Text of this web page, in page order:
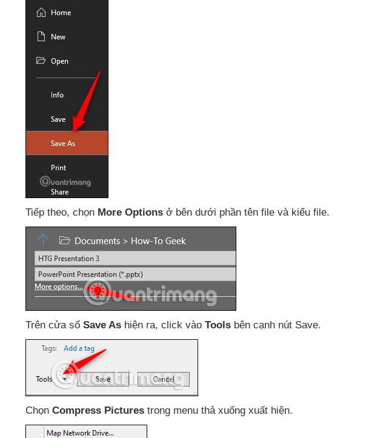
Tiếp theo, chọn More Options ở bên dưới phần tên file và kiểu file.
Trên cửa sổ Save As hiện ra, click vào Tools bên cạnh nút Save.
Chọn Compress Pictures trong menu thả xuống xuất hiện.